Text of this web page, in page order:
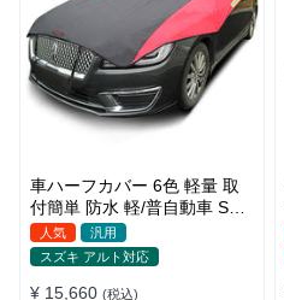
車ハーフカバー 6色 軽量 取
付簡単 防水 軽/普自動車 SUV
車対応 どんな天気でも使え
る
人気
汎用
スズキ アルト対応
¥ 15,660 (税込)